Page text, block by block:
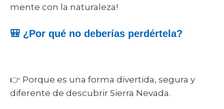
mente con la naturaleza!
🎒 ¿Por qué no deberías perdértela?
👉 Porque es una forma divertida, segura y
diferente de descubrir Sierra Nevada.